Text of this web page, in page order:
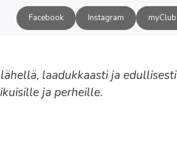
Facebook Instagram myClub
laadukkaasti ja edullisesti
ja perheille.